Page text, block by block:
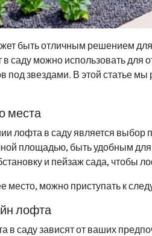
быть отличным решением для
саду можно использовать для
под звездами. В этой статье
места
лофта в саду является
площадью, быть удобным
и пейзаж сада, чтобы
место, можно приступать к
лофта
в саду зависят от ваших